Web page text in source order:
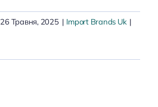
26 Травня, 2025 | Import Brands Uk |